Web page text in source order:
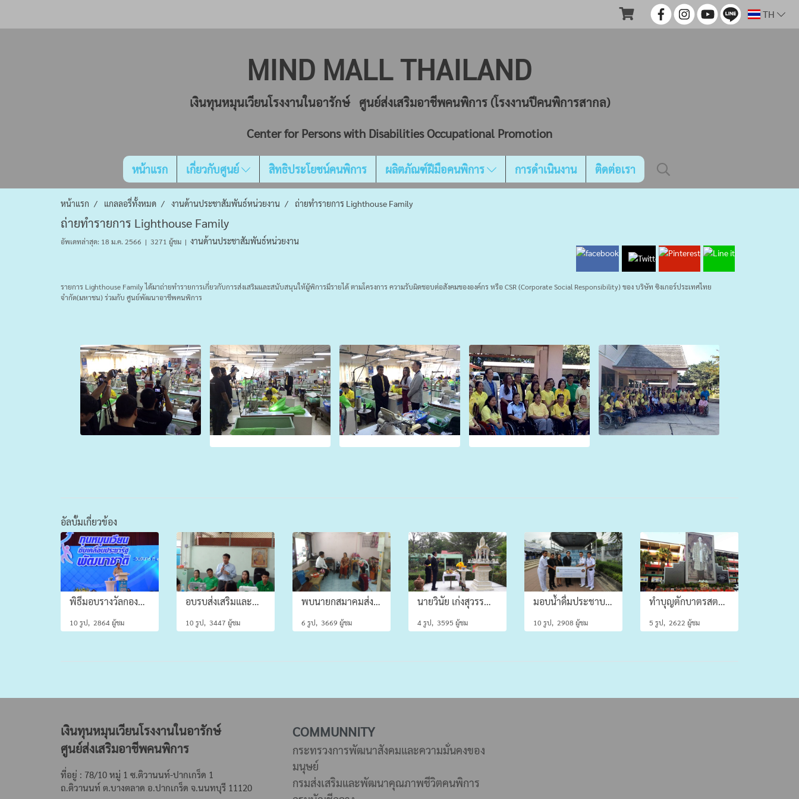
TH
MIND MALL THAILAND
เงินทุนหมุนเวียนโรงงานในอารักษ์ ศูนย์ส่งเสริมอาชีพคนพิการ (โรงงานปีคนพิการสากล)
Center for Persons with Disabilities Occupational Promotion
หน้าแรก เกี่ยวกับศูนย์ สิทธิประโยชน์คนพิการ ผลิตภัณฑ์ฝีมือคนพิการ การดำเนินงาน ติดต่อเรา
หน้าแรก แกลลอรี่ทั้งหมด งานด้านประชาสัมพันธ์หน่วยงาน ถ่ายทำรายการ Lighthouse Family
ถ่ายทำรายการ Lighthouse Family
อัพเดทล่าสุด: 18 ม.ค. 2566 | 3271 ผู้ชม | งานด้านประชาสัมพันธ์หน่วยงาน
รายการ Lighthouse Family ได้มาถ่ายทำรายการเกี่ยวกับการส่งเสริมและสนับสนุนให้ผู้พิการมีรายได้ ตามโครงการ ความรับผิดชอบต่อสังคมขององค์กร หรือ CSR (Corporate Social Responsibility) ของ บริษัท ซิงเกอร์ประเทศไทย
จำกัด(มหาชน) ร่วมกับ ศูนย์พัฒนาอาชีพคนพิการ
อัลบั้มเกี่ยวข้อง
พิธีมอบรางวัลกองทุนหมุนเวียนดีเด่น ประจำปี 2559
10 รูป, 2864 ผู้ชม
อบรบส่งเสริมและพัฒนาทักษะ การเย็บกระเป๋าผ้าให้กับคนพิการ / ผู้ดูแลคนพิการในชุมชน
10 รูป, 3447 ผู้ชม
พบนายกสมาคมส่งเสริมและพัฒนาคนพิการอำเภอภาชี
6 รูป, 3669 ผู้ชม
นายวินัย เก่งสุวรรณ ผู้อำนวยการศูนย์ส่งเสริมอาชีพคนพิการ
4 รูป, 3595 ผู้ชม
มอบน้ำดื่มประชาบดีจำนวน ๕๐๐ แพ็ค
10 รูป, 2908 ผู้ชม
ทำบุญตักบาตรสตมวาร(๑๐๐ วัน)
5 รูป, 2622 ผู้ชม
เงินทุนหมุนเวียนโรงงานในอารักษ์
ศูนย์ส่งเสริมอาชีพคนพิการ
ที่อยู่ : 78/10 หมู่ 1 ซ.ติวานนท์-ปากเกร็ด 1
ถ.ติวานนท์ ต.บางตลาด อ.ปากเกร็ด จ.นนทบุรี 11120
COMMUNNITY
กระทรวงการพัฒนาสังคมและความมั่นคงของ
มนุษย์
กรมส่งเสริมและพัฒนาคุณภาพชีวิตคนพิการ